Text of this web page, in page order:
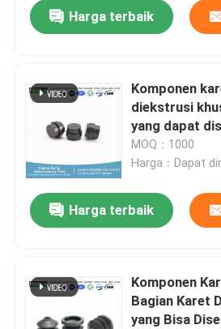
Harga terbaik
Komponen
diekstrusi
yang dapat
MOQ：1000
Harga：Dapat
Harga terbaik
Komponen
Bagian Karet
yang Bisa